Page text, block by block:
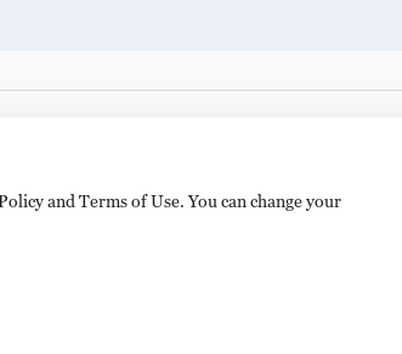
and Terms of Use. You can change your